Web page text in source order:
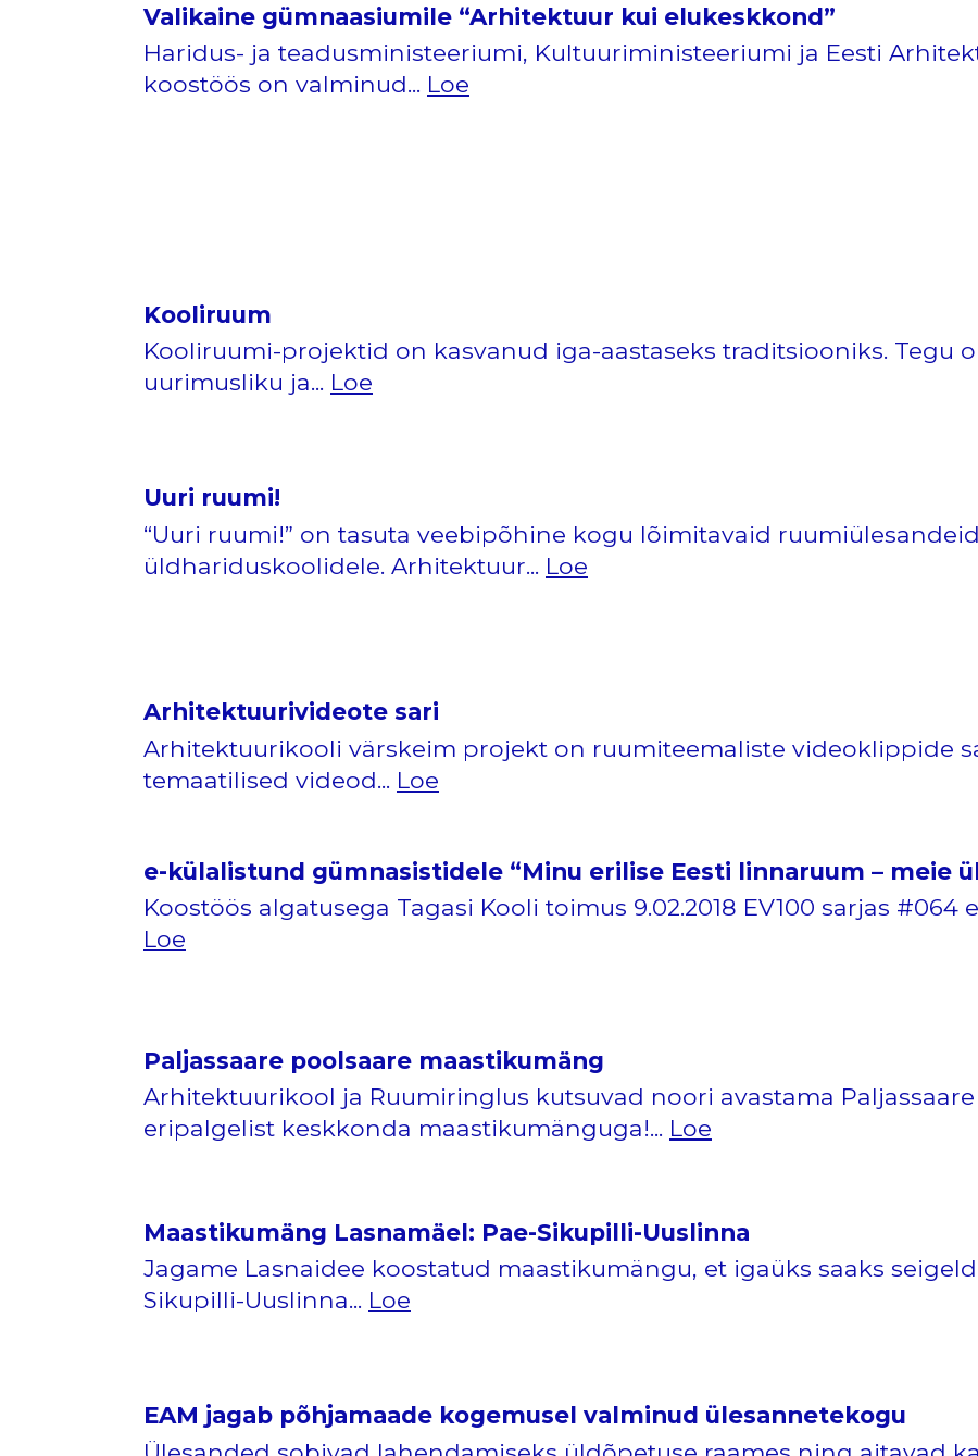
Valikaine gümnaasiumile “Arhitektuur kui elukeskkond”
Haridus- ja teadusministeeriumi, Kultuuriministeeriumi ja Eesti
koostöös on valminud... Loe
Kooliruum
Kooliruumi-projektid on kasvanud iga-aastaseks traditsiooniks. Tegu
uurimusliku ja... Loe
Uuri ruumi!
“Uuri ruumi!” on tasuta veebipõhine kogu lõimitavaid ruumiülesandeid
üldhariduskoolidele. Arhitektuur... Loe
Arhitektuurivideote sari
Arhitektuurikooli värskeim projekt on ruumiteemaliste videoklippide
temaatilised videod... Loe
e-külalistund gümnasistidele “Minu erilise Eesti linnaruum – meie
Koostöös algatusega Tagasi Kooli toimus 9.02.2018 EV100 sarjas #064
Loe
Paljassaare poolsaare maastikumäng
Arhitektuurikool ja Ruumiringlus kutsuvad noori avastama
eripalgelist keskkonda maastikumänguga!... Loe
Maastikumäng Lasnamäel: Pae-Sikupilli-Uuslinna
Jagame Lasnaidee koostatud maastikumängu, et igaüks saaks
Sikupilli-Uuslinna... Loe
EAM jagab põhjamaade kogemusel valminud ülesannetekogu